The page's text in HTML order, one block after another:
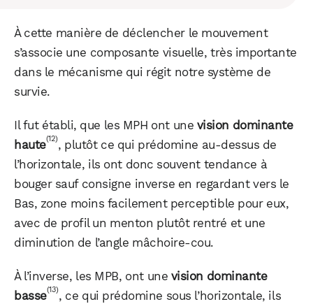
À cette manière de déclencher le mouvement
s’associe une composante visuelle, très importante
dans le mécanisme qui régit notre système de
survie.
Il fut établi, que les MPH ont une vision dominante
haute(12), plutôt ce qui prédomine au-dessus de
l’horizontale, ils ont donc souvent tendance à
bouger sauf consigne inverse en regardant vers le
Bas, zone moins facilement perceptible pour eux,
avec de profil un menton plutôt rentré et une
diminution de l’angle mâchoire-cou.
À l’inverse, les MPB, ont une vision dominante
basse(13), ce qui prédomine sous l’horizontale, ils